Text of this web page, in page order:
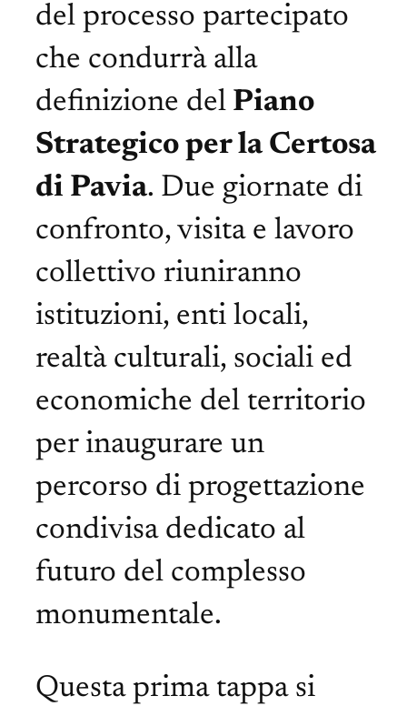
del processo partecipato
che condurrà alla
definizione del Piano
Strategico per la Certosa
di Pavia. Due giornate di
confronto, visita e lavoro
collettivo riuniranno
istituzioni, enti locali,
realtà culturali, sociali ed
economiche del territorio
per inaugurare un
percorso di progettazione
condivisa dedicato al
futuro del complesso
monumentale.
Questa prima tappa si